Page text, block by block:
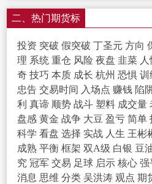
二、热门期货标
投资 突破 假突破 丁圣元 方向
理 系统 重仓 风险 夜盘 韭菜
奇 技巧 本质 成长 杭州 恐惧 训
忠告 交易时间 入场点 赚钱 陷
利 真谛 顺势 战斗 塑料 成交量
盘感 黄金 战争 大豆 盈亏 简单
科学 看盘 选择 实战 人生 王彬
成熟 平衡 框架 双A级 白银 豆
究 冠军 交易 足球 启示 核心 强
消息 思维 分类 吴洪涛 观点 期